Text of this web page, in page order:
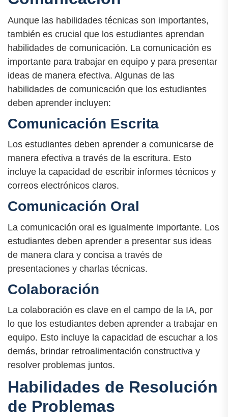
Aunque las habilidades técnicas son importantes,
también es crucial que los estudiantes aprendan
habilidades de comunicación. La comunicación es
importante para trabajar en equipo y para presentar
ideas de manera efectiva. Algunas de las
habilidades de comunicación que los estudiantes
deben aprender incluyen:
Comunicación Escrita
Los estudiantes deben aprender a comunicarse de
manera efectiva a través de la escritura. Esto
incluye la capacidad de escribir informes técnicos y
correos electrónicos claros.
Comunicación Oral
La comunicación oral es igualmente importante. Los
estudiantes deben aprender a presentar sus ideas
de manera clara y concisa a través de
presentaciones y charlas técnicas.
Colaboración
La colaboración es clave en el campo de la IA, por
lo que los estudiantes deben aprender a trabajar en
equipo. Esto incluye la capacidad de escuchar a los
demás, brindar retroalimentación constructiva y
resolver problemas juntos.
Habilidades de Resolución
de Problemas